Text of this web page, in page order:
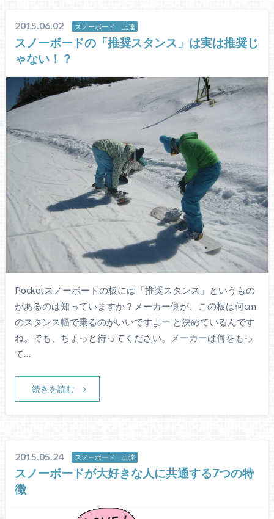
2015.06.02 スノーボード 上達
スノーボードの「推奨スタンス」は実は推奨じ
ゃない！？
Pocketスノーボードの板には「推奨スタンス」というもの
があるのは知っていますか？メーカー側が、この板は何cm
のスタンス幅で乗るのがいいですよー と決めているんです
ね。でも、ちょっと待ってください。メーカーは何をもっ
て…
続きを読む
2015.05.24 スノーボード 上達
スノーボードが大好きな人に共通する7つの特
徴